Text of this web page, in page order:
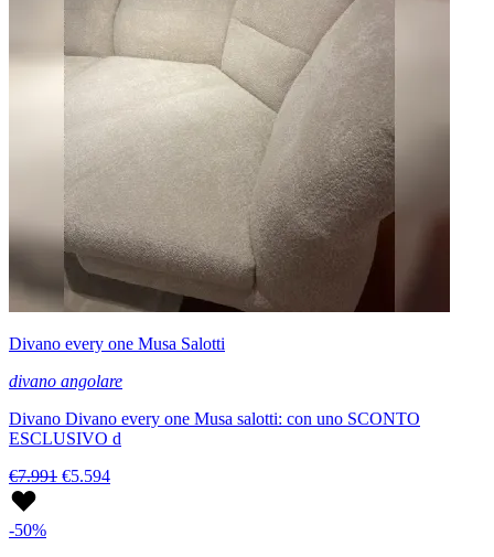
Divano every one Musa Salotti
divano angolare
Divano Divano every one Musa salotti: con uno SCONTO
ESCLUSIVO d
€7.991 €5.594
-50%